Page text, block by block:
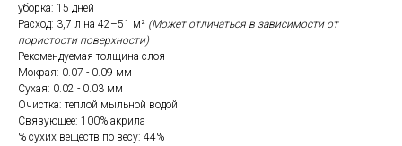
уборка: 15 дней
Расход: 3,7 л на 42–51 м² (Может отличаться в зависимости от
пористости поверхности)
Рекомендуемая толщина слоя
Мокрая: 0.07 - 0.09 мм
Сухая: 0.02 - 0.03 мм
Очистка: теплой мыльной водой
Связующее: 100% акрила
% сухих веществ по весу: 44%